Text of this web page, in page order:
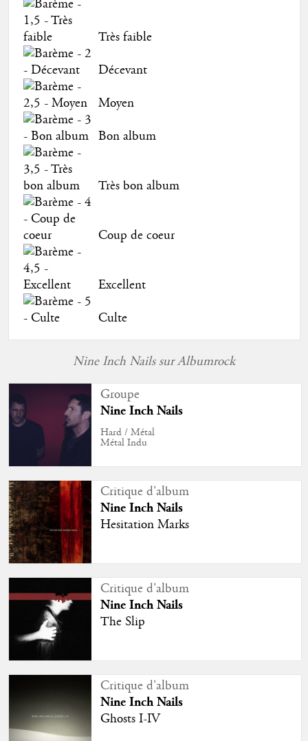
Très faible
Décevant
Moyen
Bon album
Très bon album
Coup de coeur
Excellent
Culte
Nine Inch Nails sur Albumrock
Groupe
Nine Inch Nails
Hard / Métal
Métal Indu
Critique d'album
Nine Inch Nails
Hesitation Marks
Critique d'album
Nine Inch Nails
The Slip
Critique d'album
Nine Inch Nails
Ghosts I-IV